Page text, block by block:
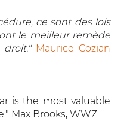
ce sont des lois
le meilleur remède
droit." Maurice Cozian
is the most valuable
Max Brooks, WWZ